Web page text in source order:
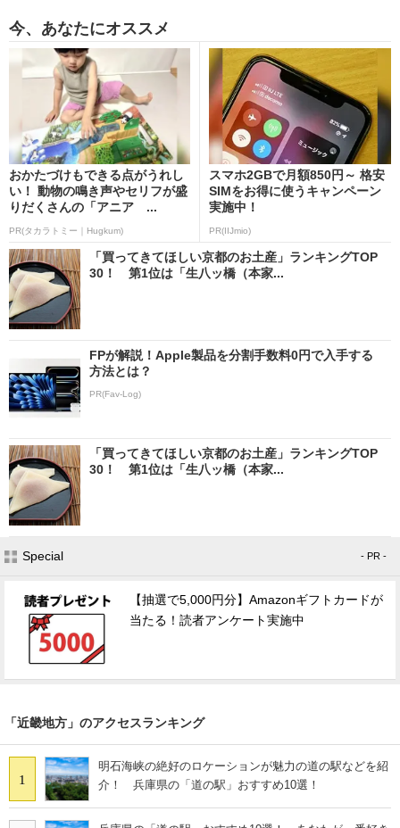
今、あなたにオススメ
おかたづけもできる点がうれし
い！ 動物の鳴き声やセリフが盛
りだくさんの「アニア ...
PR(タカラトミー｜Hugkum)
スマホ2GBで月額850円～ 格安
SIMをお得に使うキャンペーン
実施中！
PR(IIJmio)
「買ってきてほしい京都のお土産」ランキングTOP
30！ 第1位は「生八ッ橋（本家...
FPが解説！Apple製品を分割手数料0円で入手する
方法とは？
PR(Fav-Log)
「買ってきてほしい京都のお土産」ランキングTOP
30！ 第1位は「生八ッ橋（本家...
Special - PR -
【抽選で5,000円分】Amazonギフトカードが
当たる！読者アンケート実施中
「近畿地方」のアクセスランキング
1
明石海峡の絶好のロケーションが魅力の道の駅などを紹
介！ 兵庫県の「道の駅」おすすめ10選！